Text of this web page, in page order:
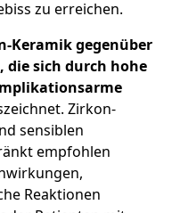
zu erreichen.
Keramik gegenüber
sich durch hohe
Zirkon-
sensiblen
empfohlen
Reaktionen